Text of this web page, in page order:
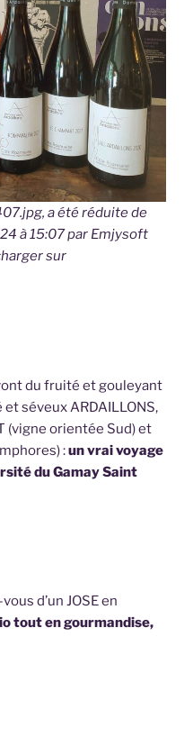
a été réduite de
à 15:07 par Emjysoft
sur
du fruité et gouleyant
séveux ARDAILLONS,
(vigne orientée Sud) et
:un vrai voyage
du Gamay Saint
d’un JOSE en
tout en gourmandise,